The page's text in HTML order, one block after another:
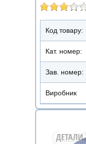
Код товару:
Кат. номер:
Зав. номер:
Виробник